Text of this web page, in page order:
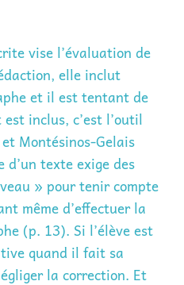
vise l’évaluation de
elle inclut
et il est tentant de
inclus, c’est l’outil
Montésinos-Gelais
texte exige des
» pour tenir compte
même d’effectuer la
(p. 13). Si l’élève est
quand il fait sa
la correction. Et